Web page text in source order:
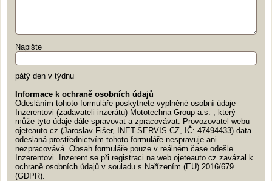
Napište
pátý den v týdnu
Informace k ochraně osobních údajů
Odesláním tohoto formuláře poskytnete vyplněné osobní údaje
Inzerentovi (zadavateli inzerátu) Mototechna Group a.s. , který
může tyto údaje dále spravovat a zpracovávat. Provozovatel webu
ojeteauto.cz (Jaroslav Fišer, INET-SERVIS.CZ, IČ: 47494433) data
odeslaná prostřednictvím tohoto formuláře nespravuje ani
nezpracovává. Obsah formuláře pouze v reálném čase odešle
Inzerentovi. Inzerent se při registraci na web ojeteauto.cz zavázal k
ochraně osobních údajů v souladu s Nařízením (EU) 2016/679
(GDPR).